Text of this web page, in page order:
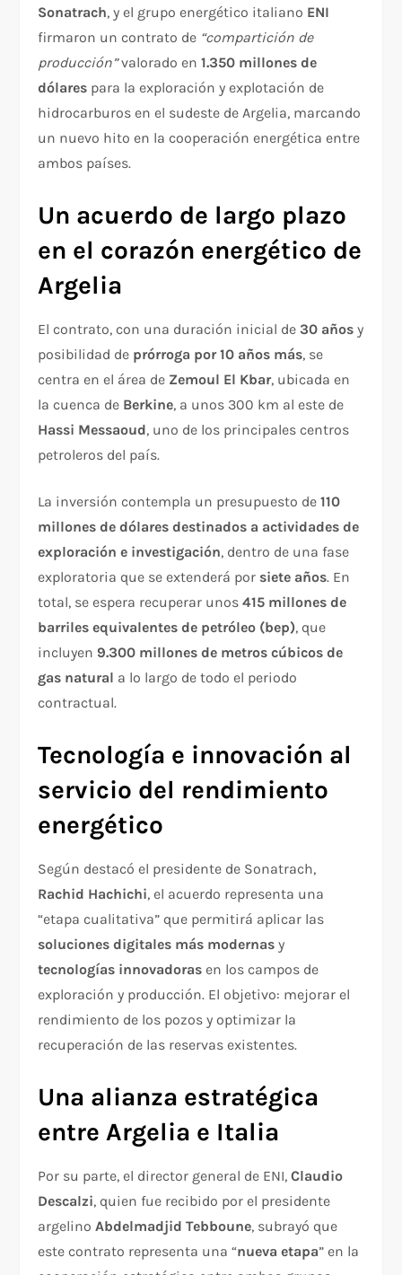
Sonatrach, y el grupo energético italiano ENI
firmaron un contrato de “compartición de
producción”valorado en1.350 millones de
dólares para la exploración y explotación de
hidrocarburos en el sudeste de Argelia, marcando
un nuevo hito en la cooperación energética entre
ambos países.
Un acuerdo de largo plazo
en el corazón energético de
Argelia
El contrato, con una duración inicial de30 años y
posibilidad de prórroga por 10 años más, se
centra en el área de Zemoul El Kbar, ubicada en
la cuenca de Berkine, a unos 300 km al este de
Hassi Messaoud, uno de los principales centros
petroleros del país.
La inversión contempla un presupuesto de110
millones de dólares destinados a actividades de
exploración e investigación, dentro de una fase
exploratoria que se extenderá por siete años. En
total, se espera recuperar unos415 millones de
barriles equivalentes de petróleo (bep), que
incluyen 9.300 millones de metros cúbicos de
gas natural a lo largo de todo el periodo
contractual.
Tecnología e innovación al
servicio del rendimiento
energético
Según destacó el presidente de Sonatrach,
Rachid Hachichi, el acuerdo representa una
“etapa cualitativa” que permitirá aplicar las
soluciones digitales más modernas y
tecnologías innovadoras en los campos de
exploración y producción. El objetivo: mejorar el
rendimiento de los pozos y optimizar la
recuperación de las reservas existentes.
Una alianza estratégica
entre Argelia e Italia
Por su parte, el director general de ENI,Claudio
Descalzi, quien fue recibido por el presidente
argelinoAbdelmadjid Tebboune, subrayó que
este contrato representa una “nueva etapa” en la